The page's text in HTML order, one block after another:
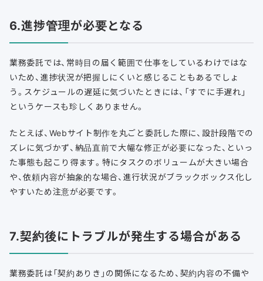
6.進捗管理が必要となる
業務委託では、常時目の届く範囲で仕事をしているわけではな
いため、進捗状況が把握しにくいと感じることもあるでしょ
う。スケジュールの遅延に気づいたときには、「すでに手遅れ」
というケースも珍しくありません。
たとえば、Webサイト制作を丸ごと委託した際に、設計段階での
ズレに気づかず、納品直前で大幅な修正が必要になった、といっ
た事態も起こり得ます。特にタスクのボリュームが大きい場合
や、依頼内容が抽象的な場合、進行状況がブラックボックス化し
やすいため注意が必要です。
7.契約後にトラブルが発生する場合がある
業務委託は「契約ありき」の関係になるため、契約内容の不備や